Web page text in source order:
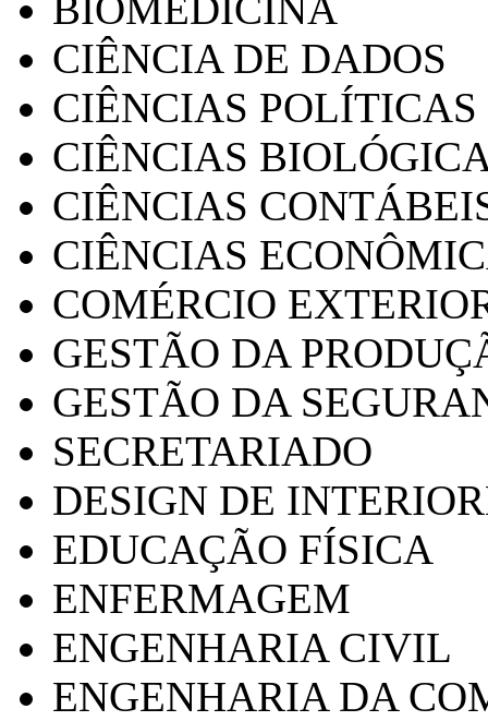
CIÊNCIA DE DADOS
CIÊNCIAS POLÍTICAS
CIÊNCIAS
CIÊNCIAS
CIÊNCIAS
COMÉRCIO
GESTÃO DA
GESTÃO DA
SECRETARIADO
DESIGN DE
EDUCAÇÃO FÍSICA
ENFERMAGEM
ENGENHARIA CIVIL
ENGENHARIA DA